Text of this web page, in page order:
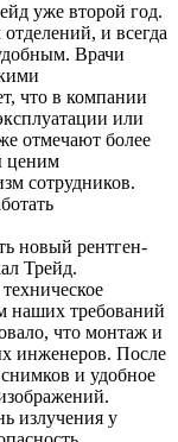
уже второй год.
и всегда
Врачи
что в компании
или
отмечают более
ценим
сотрудников.
новый рентген-
Трейд.
наших требований
что монтаж и
инженеров. После
и удобное
излучения у